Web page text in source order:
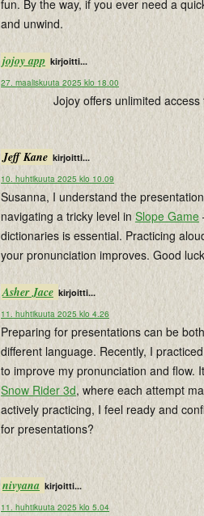
fun. By the way, if you ever need a
and unwind.
jojoy app kirjoitti...
27. maaliskuuta 2025 klo 18.00
Jojoy offers unlimited
Jeff Kane kirjoitti...
10. huhtikuuta 2025 klo 10.09
Susanna, I understand the
navigating a tricky level in Slope Game
dictionaries is essential. Practicing
your pronunciation improves. Good
Asher Jace kirjoitti...
11. huhtikuuta 2025 klo 4.26
Preparing for presentations can be
different language. Recently, I
to improve my pronunciation and flow.
Snow Rider 3d, where each attempt
actively practicing, I feel ready and
for presentations?
nivyana kirjoitti...
11. huhtikuuta 2025 klo 5.04